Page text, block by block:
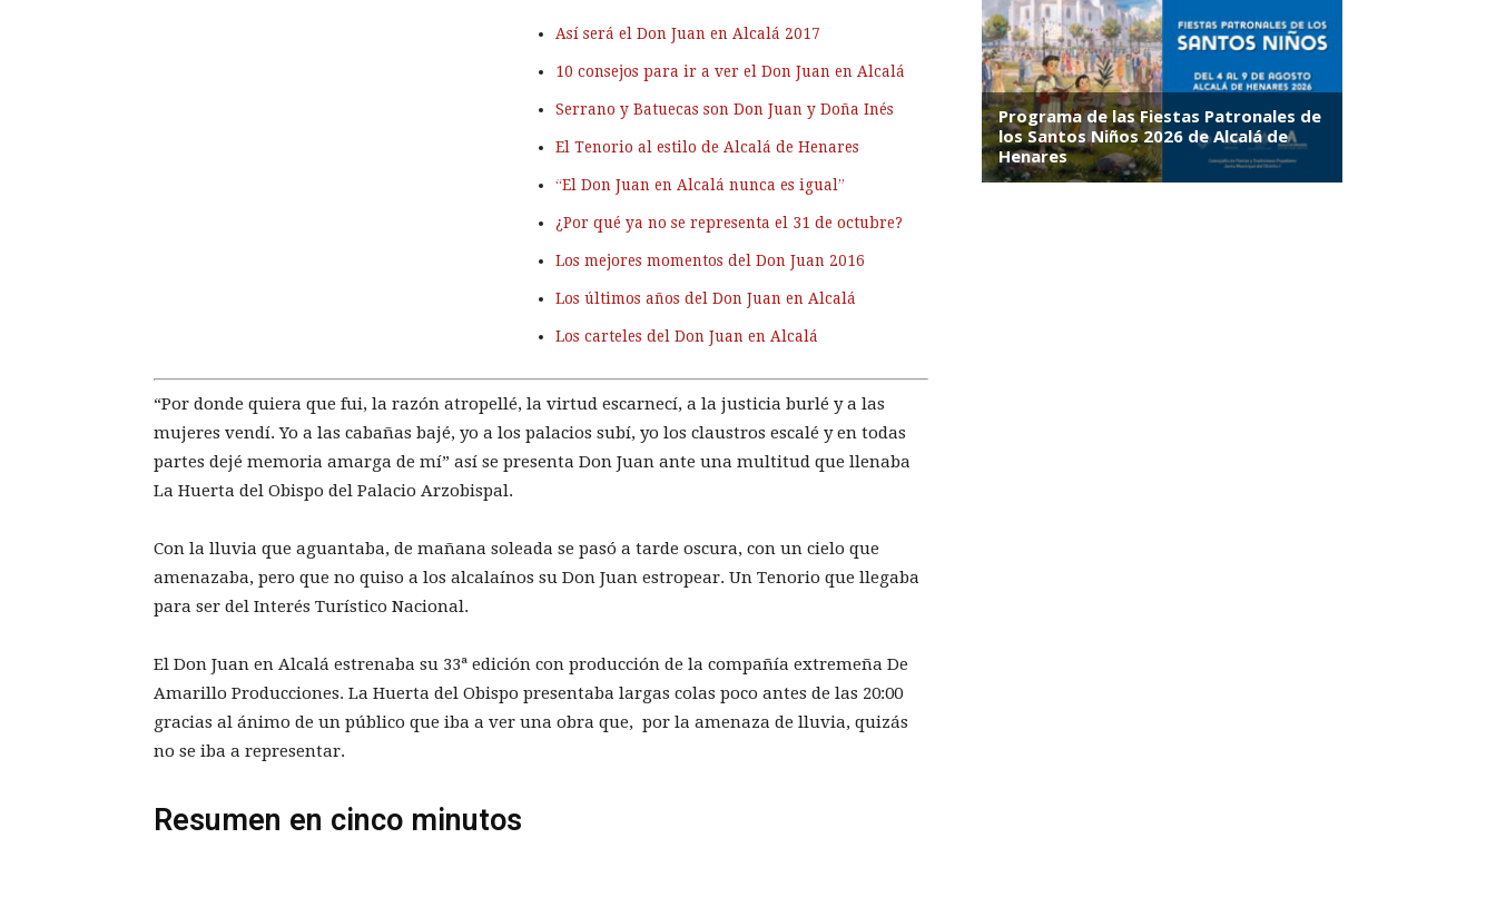
Así será el Don Juan en Alcalá 2017
10 consejos para ir a ver el Don Juan en Alcalá
Serrano y Batuecas son Don Juan y Doña Inés
El Tenorio al estilo de Alcalá de Henares
“El Don Juan en Alcalá nunca es igual”
¿Por qué ya no se representa el 31 de octubre?
Los mejores momentos del Don Juan 2016
Los últimos años del Don Juan en Alcalá
Los carteles del Don Juan en Alcalá
“Por donde quiera que fui, la razón atropellé, la virtud escarnecí, a la justicia burlé y a las
mujeres vendí. Yo a las cabañas bajé, yo a los palacios subí, yo los claustros escalé y en todas
partes dejé memoria amarga de mí” así se presenta Don Juan ante una multitud que llenaba
La Huerta del Obispo del Palacio Arzobispal.
Con la lluvia que aguantaba, de mañana soleada se pasó a tarde oscura, con un cielo que
amenazaba, pero que no quiso a los alcalaínos su Don Juan estropear. Un Tenorio que llegaba
para ser del Interés Turístico Nacional.
El Don Juan en Alcalá estrenaba su 33ª edición con producción de la compañía extremeña De
Amarillo Producciones. La Huerta del Obispo presentaba largas colas poco antes de las 20:00
gracias al ánimo de un público que iba a ver una obra que, por la amenaza de lluvia, quizás
no se iba a representar.
Resumen en cinco minutos